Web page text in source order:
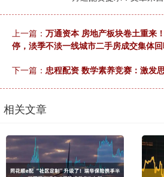
上一篇： 万通资本 房地产板块卷土重来
停，淡季不淡一线城市二手房成交集体
下一篇： 忠程配资 数学素养竞赛：激发
相关文章